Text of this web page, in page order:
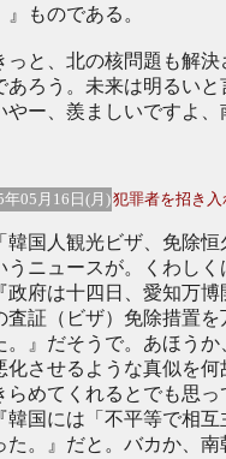
』ものである。
と、北の核問題も解決
あろう。未来は明るい
ー、羨ましいですよ、
年05月16日(月)犯罪者を招き
国人観光ビザ、免除
うニュースが。くわしく
府は十四日、愛知万博
査証（ビザ）免除措置
。』だそうで。あほう
化させるような真似を
らめてくれるとでも思
国には「不平等で相互
た。』だと。バカか、